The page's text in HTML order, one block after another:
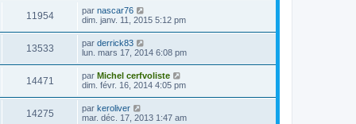
11954 par nascar76
dim. janv. 11, 2015 5:12 pm
13533 par derrick83
lun. mars 17, 2014 6:08 pm
14471 par Michel cerfvoliste
dim. févr. 16, 2014 4:05 pm
14275 par keroliver
mar. déc. 17, 2013 1:47 am